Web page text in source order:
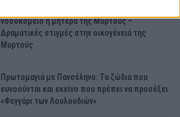
νοσοκομείο η μητέρα της Μυρτούς –
Δραματικές στιγμές στην οικογένειά της
Μυρτούς
Πρωτομαγιά με Πανσέληνο: Τα ζώδια που
ευνοούνται και εκείνο που πρέπει να προσέξει
«Φεγγάρι των Λουλουδιών»